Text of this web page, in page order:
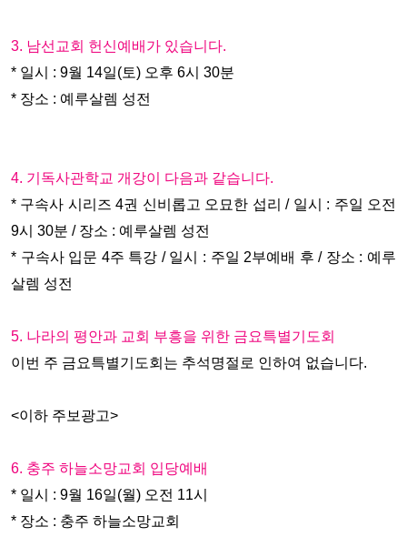
3. 남선교회 헌신예배가 있습니다.
* 일시 : 9월 14일(토) 오후 6시 30분
* 장소 : 예루살렘 성전
4. 기독사관학교 개강이 다음과 같습니다.
* 구속사 시리즈 4권 신비롭고 오묘한 섭리 / 일시 : 주일 오전
9시 30분 / 장소 : 예루살렘 성전
* 구속사 입문 4주 특강 / 일시 : 주일 2부예배 후 / 장소 : 예루
살렘 성전
5. 나라의 평안과 교회 부흥을 위한 금요특별기도회
이번 주 금요특별기도회는 추석명절로 인하여 없습니다.
<이하 주보광고>
6. 충주 하늘소망교회 입당예배
* 일시 : 9월 16일(월) 오전 11시
* 장소 : 충주 하늘소망교회